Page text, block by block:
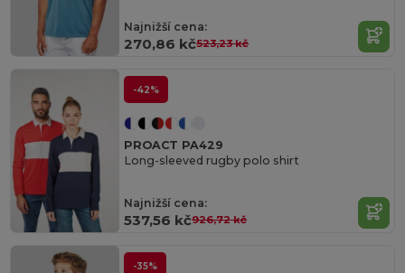
Najnižší cena:
270,86 kč523,23 kč
-42%
PROACT PA429
Long-sleeved rugby polo shirt
Najnižší cena:
537,56 kč926,72 kč
-35%